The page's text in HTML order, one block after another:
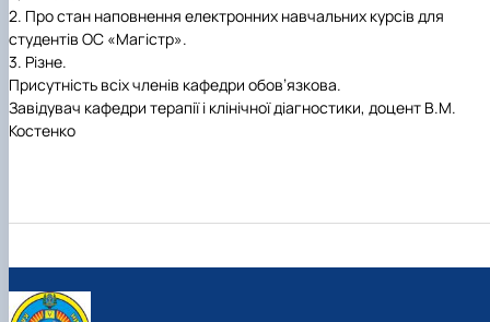
2. Про стан наповнення електронних навчальних курсів для
студентів ОС «Магістр».
3. Різне.
Присутність всіх членів кафедри обов’язкова.
Завідувач кафедри терапії і клінічної діагностики, доцент В.М.
Костенко